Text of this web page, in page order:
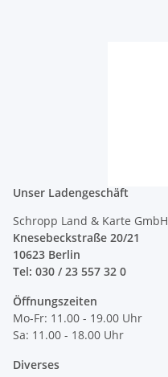
Unser Ladengeschäft
Schropp Land & Karte GmbH
Knesebeckstraße 20/21
10623 Berlin
Tel: 030 / 23 557 32 0
Öffnungszeiten
Mo-Fr: 11.00 - 19.00 Uhr
Sa: 11.00 - 18.00 Uhr
Diverses